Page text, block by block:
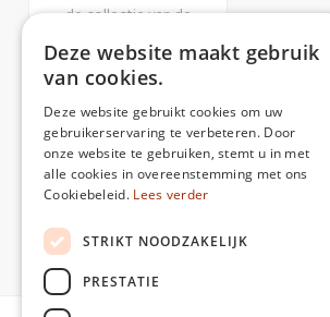
de collectie van de
grootste Eddy Merckx-
fan in woord en beeld
€ 35.00
€ 32.50
Deze website maakt gebruik
van cookies.
Deze website gebruikt cookies om uw
gebruikerservaring te verbeteren. Door
onze website te gebruiken, stemt u in met
alle cookies in overeenstemming met ons
Cookiebeleid. Lees verder
STRIKT NOODZAKELIJK
PRESTATIE